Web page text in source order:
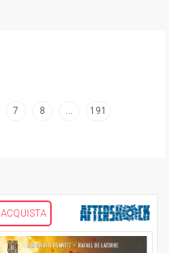
7 8 … 191
ACQUISTA